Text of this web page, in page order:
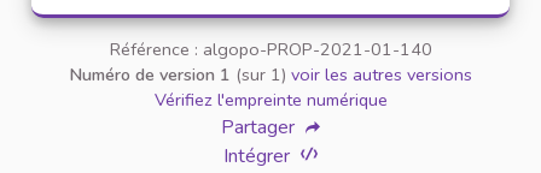
Référence : algopo-PROP-2021-01-140
Numéro de version 1 (sur 1) voir les autres versions
Vérifiez l'empreinte numérique
Partager
Intégrer